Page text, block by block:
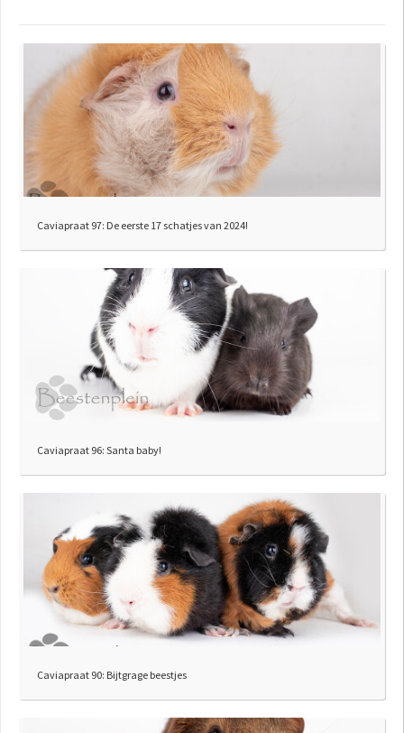
Caviapraat 97: De eerste 17 schatjes van 2024!
Caviapraat 96: Santa baby!
Caviapraat 90: Bijtgrage beestjes